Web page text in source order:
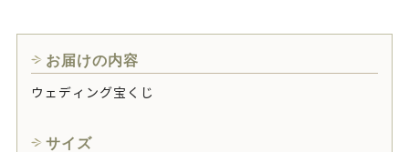
お届けの内容
ウェディング宝くじ
サイズ